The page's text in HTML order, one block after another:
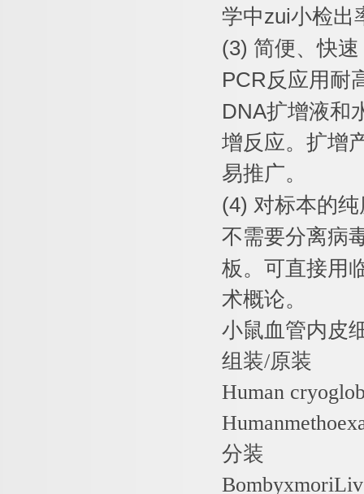
学中zui小检出
(3) 简便、快速
PCR反应用耐
DNA扩增液和
增反应。扩增
易推广。
(4) 对标本的
不需要分离病
板。可直接用
术概论。
小鼠血管内皮
组装/原装
Human
分装